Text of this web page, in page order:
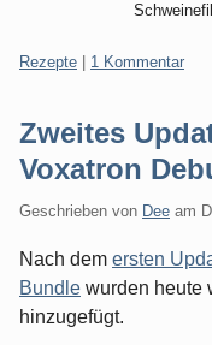
Kategorien:
Rezepte 1 Kommentar
Zweites
Voxatron
Geschrieben von Dee am
Nach dem ersten
Bundle wurden heute
hinzugefügt.